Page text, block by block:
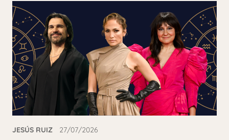
JESÚS RUIZ 27/07/2026